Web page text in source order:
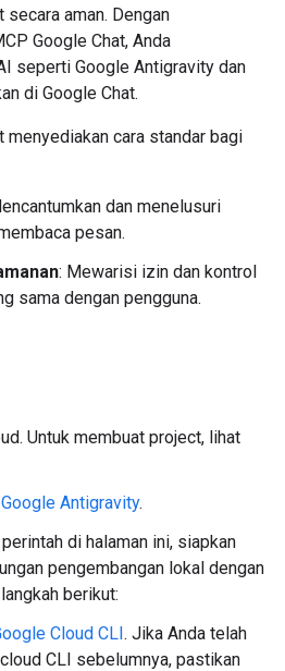
secara aman. Dengan
Google Chat, Anda
seperti Google Antigravity dan
di Google Chat.
menyediakan cara standar bagi
dan menelusuri
pesan.
: Mewarisi izin dan kontrol
sama dengan pengguna.
Untuk membuat project, lihat
Google Antigravity.
di halaman ini, siapkan
pengembangan lokal dengan
berikut:
Cloud CLI. Jika Anda telah
CLI sebelumnya, pastikan